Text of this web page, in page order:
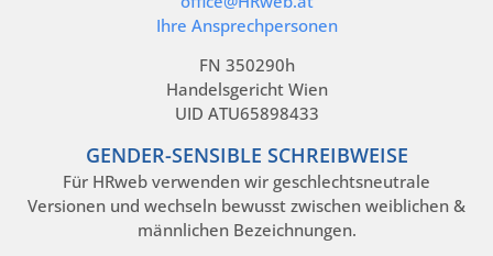
Ihre Ansprechpersonen
FN 350290h
Handelsgericht Wien
UID ATU65898433
GENDER-SENSIBLE SCHREIBWEISE
Für HRweb verwenden wir geschlechtsneutrale
Versionen und wechseln bewusst zwischen weiblichen &
männlichen Bezeichnungen.